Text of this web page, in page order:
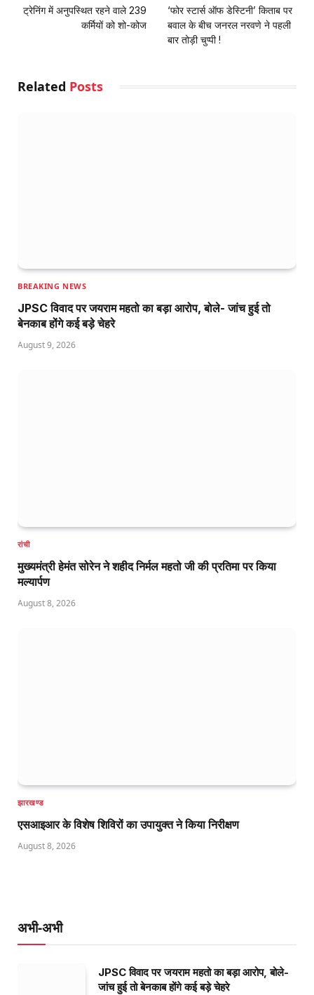
ट्रेनिंग में अनुपस्थित रहने वाले 239
कर्मियों को शो-कोज
‘फोर स्टार्स ऑफ डेस्टिनी’ किताब पर
बवाल के बीच जनरल नरवणे ने पहली
बार तोड़ी चुप्पी !
Related Posts
BREAKING NEWS
JPSC विवाद पर जयराम महतो का बड़ा आरोप, बोले- जांच हुई तो
बेनकाब होंगे कई बड़े चेहरे
August 9, 2026
रांची
मुख्यमंत्री हेमंत सोरेन ने शहीद निर्मल महतो जी की प्रतिमा पर किया
मल्यार्पण
August 8, 2026
झारखण्ड
एसआइआर के विशेष शिविरों का उपायुक्त ने किया निरीक्षण
August 8, 2026
अभी-अभी
JPSC विवाद पर जयराम महतो का बड़ा आरोप, बोले-
जांच हुई तो बेनकाब होंगे कई बड़े चेहरे